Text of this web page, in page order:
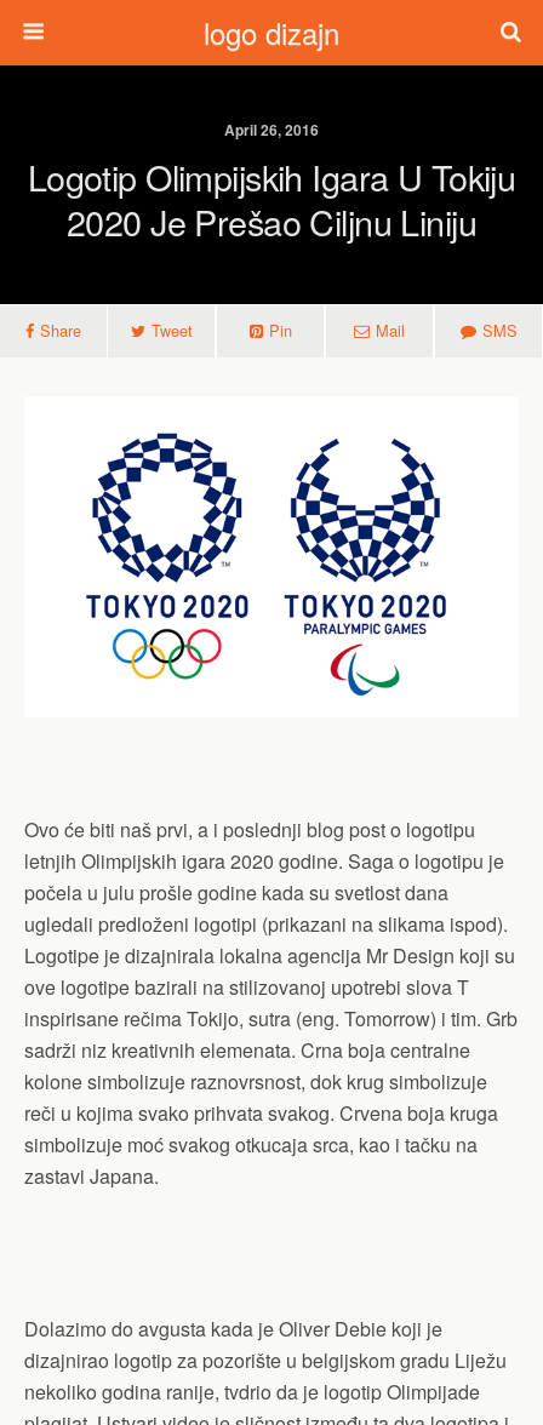
logo dizajn
April 26, 2016
Logotip Olimpijskih Igara U Tokiju
2020 Je Prešao Ciljnu Liniju
Share Tweet Pin Mail SMS
Ovo će biti naš prvi, a i poslednji blog post o logotipu
letnjih Olimpijskih igara 2020 godine. Saga o logotipu je
počela u julu prošle godine kada su svetlost dana
ugledali predloženi logotipi (prikazani na slikama ispod).
Logotipe je dizajnirala lokalna agencija Mr Design koji su
ove logotipe bazirali na stilizovanoj upotrebi slova T
inspirisane rečima Tokijo, sutra (eng. Tomorrow) i tim. Grb
sadrži niz kreativnih elemenata. Crna boja centralne
kolone simbolizuje raznovrsnost, dok krug simbolizuje
reči u kojima svako prihvata svakog. Crvena boja kruga
simbolizuje moć svakog otkucaja srca, kao i tačku na
zastavi Japana.
Dolazimo do avgusta kada je Oliver Debie koji je
dizajnirao logotip za pozorište u belgijskom gradu Liježu
nekoliko godina ranije, tvdrio da je logotip Olimpijade